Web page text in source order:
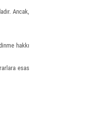
Ancak,
hakkı
esas